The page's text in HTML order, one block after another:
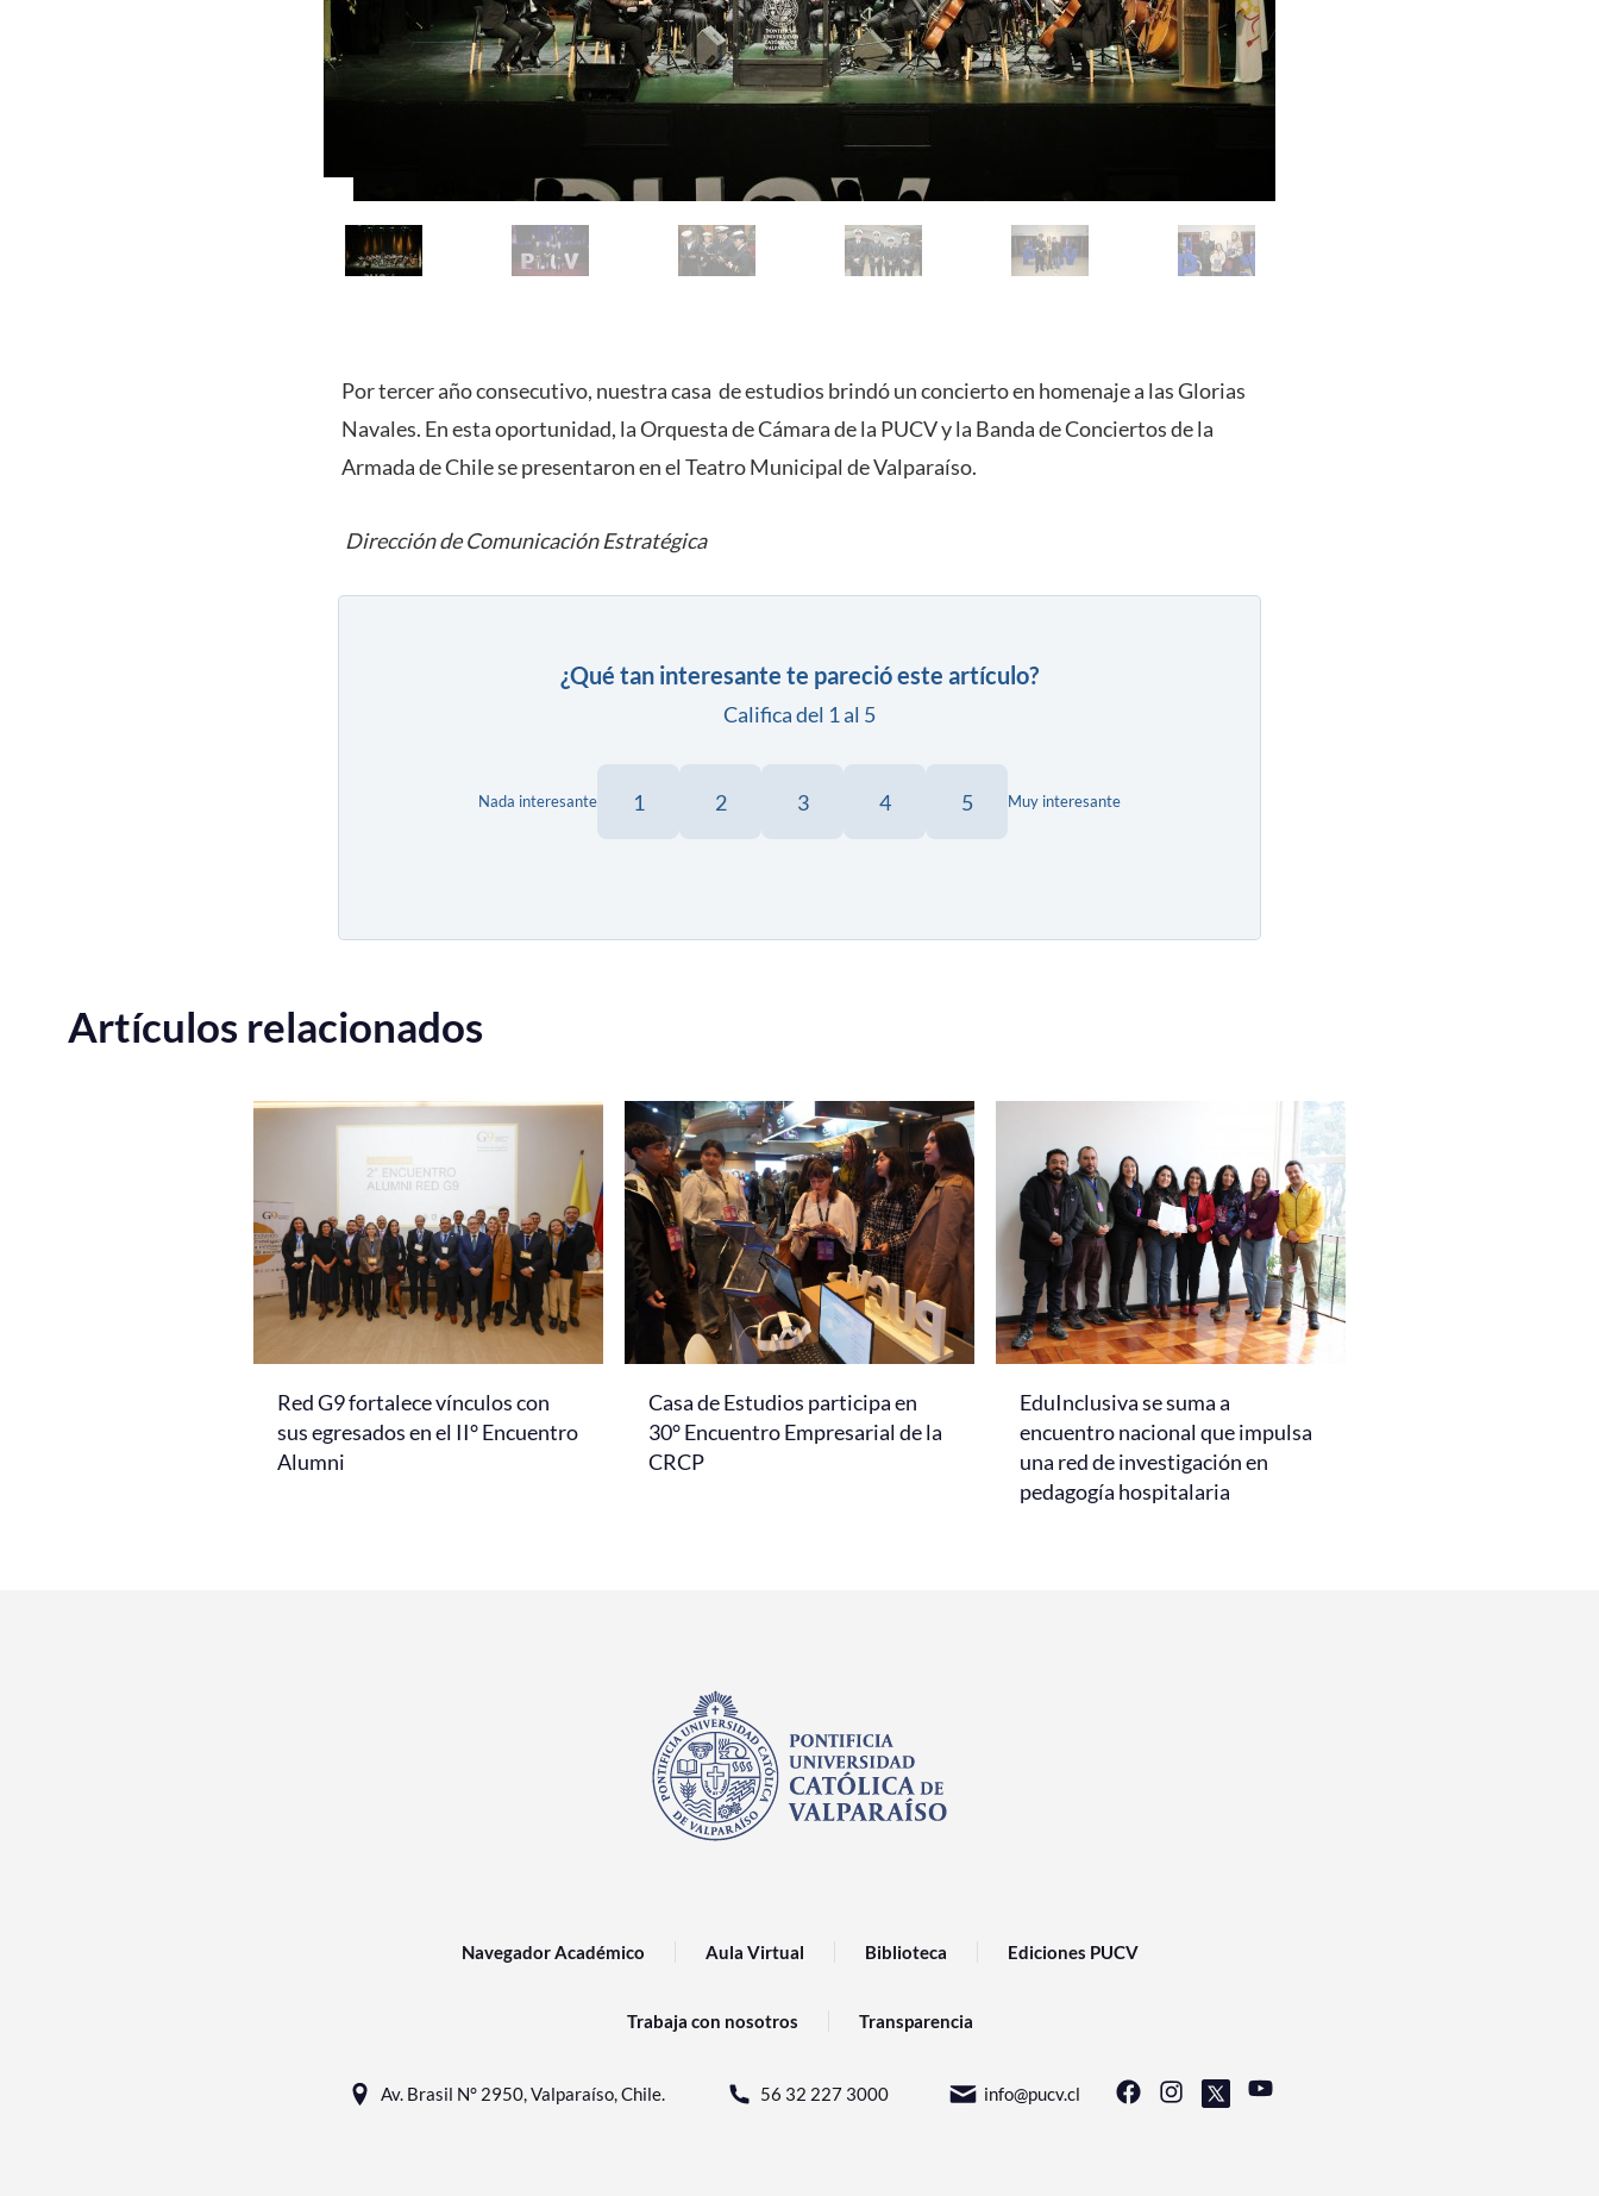
Por tercer año consecutivo, nuestra casa de estudios brindó un concierto en homenaje a las Glorias
Navales. En esta oportunidad, la Orquesta de Cámara de la PUCV y la Banda de Conciertos de la
Armada de Chile se presentaron en el Teatro Municipal de Valparaíso.
Dirección de Comunicación Estratégica
¿Qué tan interesante te pareció este artículo?
Califica del 1 al 5
Nada interesante 1 2 3 4 5 Muy interesante
Artículos relacionados
Red G9 fortalece vínculos con
sus egresados en el II° Encuentro
Alumni
Casa de Estudios participa en
30° Encuentro Empresarial de la
CRCP
EduInclusiva se suma a
encuentro nacional que impulsa
una red de investigación en
pedagogía hospitalaria
Navegador Académico Aula Virtual Biblioteca Ediciones PUCV
Trabaja con nosotros Transparencia
Av. Brasil N° 2950, Valparaíso, Chile. 56 32 227 3000 info@pucv.cl